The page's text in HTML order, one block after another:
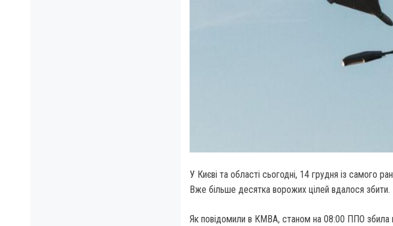
У Києві та області сьогодні, 14 грудня із самого
Вже більше десятка ворожих цілей вдалося збити.
Як повідомили в КМВА, станом на 08:00 ППО збила